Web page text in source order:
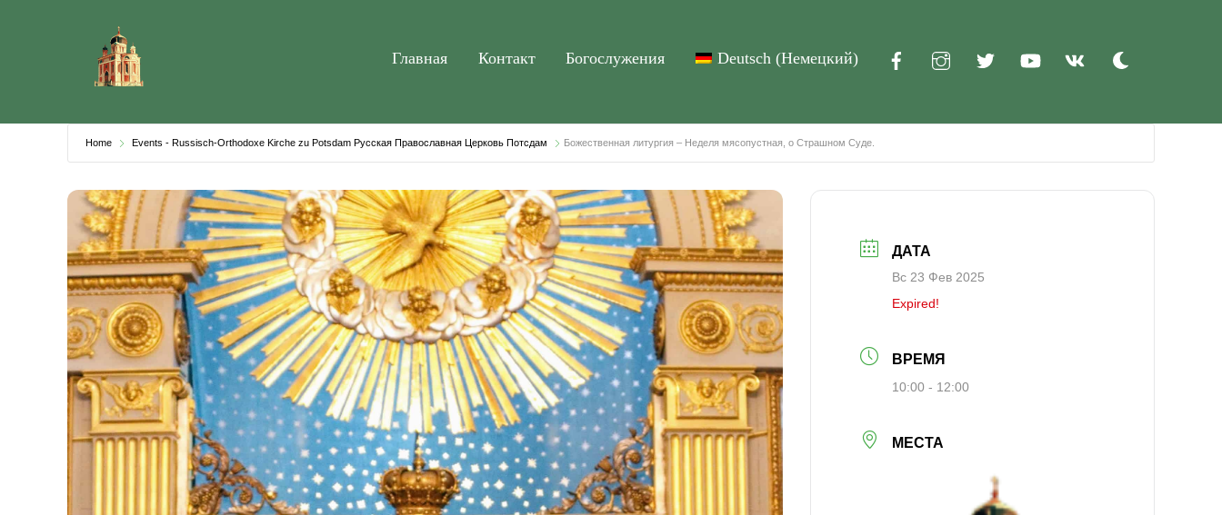
Главная Контакт Богослужения Deutsch(Немецкий)
Home Events - Russisch-Orthodoxe Kirche zu Potsdam Русская Православная Церковь Потсдам Божественная литургия – Неделя мясопустная, о Страшном Суде.
ДАТА
Вс 23 Фев 2025
Expired!
ВРЕМЯ
10:00 - 12:00
МЕСТА